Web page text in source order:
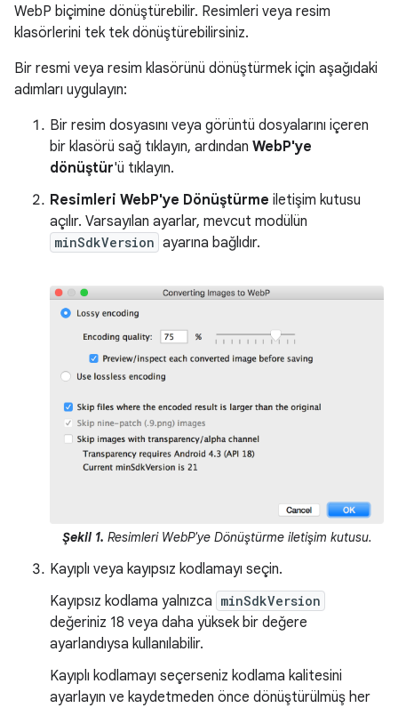
WebP biçimine dönüştürebilir. Resimleri veya resim
klasörlerini tek tek dönüştürebilirsiniz.
Bir resmi veya resim klasörünü dönüştürmek için aşağıdaki
adımları uygulayın:
Bir resim dosyasını veya görüntü dosyalarını içeren
bir klasörü sağ tıklayın, ardından WebP'ye
dönüştür'ü tıklayın.
Resimleri WebP'ye Dönüştürme iletişim kutusu
açılır. Varsayılan ayarlar, mevcut modülün
minSdkVersion ayarına bağlıdır.
Şekil 1. Resimleri WebP'ye Dönüştürme iletişim kutusu.
Kayıplı veya kayıpsız kodlamayı seçin.
Kayıpsız kodlama yalnızca minSdkVersion
değeriniz 18 veya daha yüksek bir değere
ayarlandıysa kullanılabilir.
Kayıplı kodlamayı seçerseniz kodlama kalitesini
ayarlayın ve kaydetmeden önce dönüştürülmüş her